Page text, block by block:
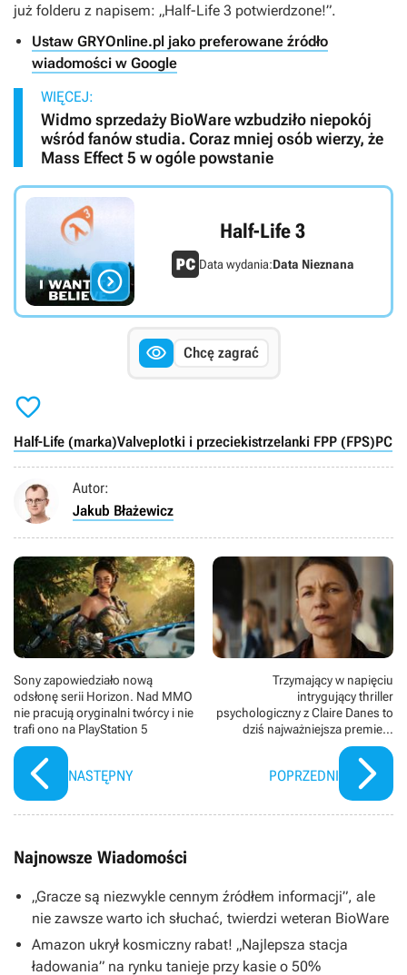
już folderu z napisem: „Half-Life 3 potwierdzone!”.
Ustaw GRYOnline.pl jako preferowane źródło
wiadomości w Google
WIĘCEJ:
Widmo sprzedaży BioWare wzbudziło niepokój
wśród fanów studia. Coraz mniej osób wierzy, że
Mass Effect 5 w ogóle powstanie

Half-Life 3
Data wydania:Data Nieznana
 Chcę zagrać

Half-Life (marka)Valveplotki i przeciekistrzelanki FPP (FPS)PC
Autor:
Jakub Błażewicz
Sony zapowiedziało nową
odsłonę serii Horizon. Nad MMO
nie pracują oryginalni twórcy i nie
trafi ono na PlayStation 5
NASTĘPNY
Trzymający w napięciu
intrygujący thriller
psychologiczny z Claire Danes to
dziś najważniejsza premiera
Netflixa. Nie przegap 8 odcinków
idealnych na maraton
POPRZEDNI
Najnowsze Wiadomości
„Gracze są niezwykle cennym źródłem informacji”, ale
nie zawsze warto ich słuchać, twierdzi weteran BioWare
Amazon ukrył kosmiczny rabat! „Najlepsza stacja
ładowania” na rynku tanieje przy kasie o 50%